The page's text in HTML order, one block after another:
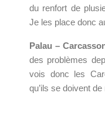
du renfort de
Je les place donc
Palau –
des problèmes
vois donc les
qu’ils se doivent